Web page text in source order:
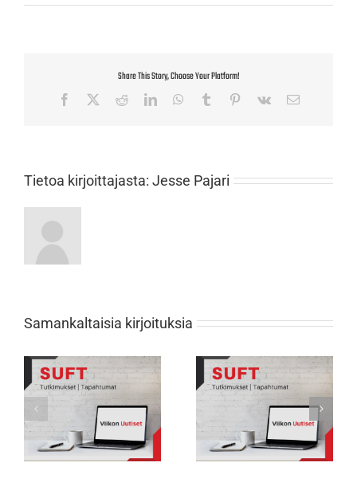
Share This Story, Choose Your Platform!
Facebook RedditLinkedInWhatsApp
Tumblr Pinterest
Vk Sähköposti
Tietoa kirjoittajasta: Jesse Pajari
Samankaltaisia kirjoituksia
Viikon Uutiset 232: Tarkkana selän
rasitusmurtumien kanssa
Viikon Uutiset 231: Nuorten
urheilijoiden biologisessa
kehityksessä suuria eroja